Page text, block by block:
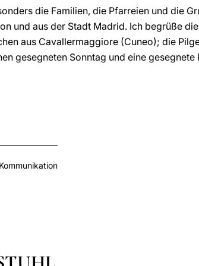
die Familien, die Pfarreien und die
und aus der Stadt Madrid. Ich begrüße
aus Cavallermaggiore (Cuneo); die
gesegneten Sonntag und eine gesegnete